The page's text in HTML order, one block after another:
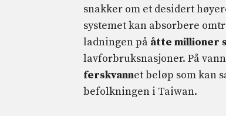
snakker om et desidert
systemet kan absorbere
ladningen på åtte millioner
lavforbruksnasjoner. På
ferskvannet beløp som kan
befolkningen i Taiwan.